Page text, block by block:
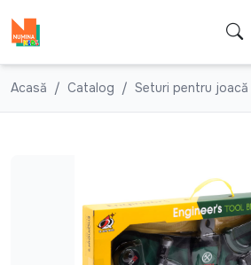
Acasă Catalog Seturi pentru joacă